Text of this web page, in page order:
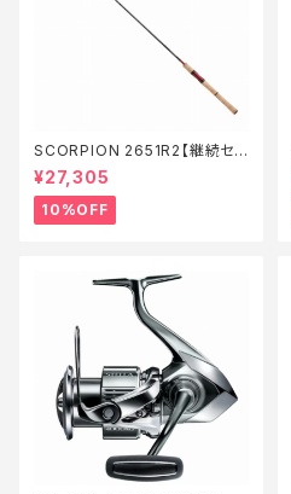
SCORPION 2651R2【継続セ
ール_ロッド】【10】
¥27,305
10%OFF